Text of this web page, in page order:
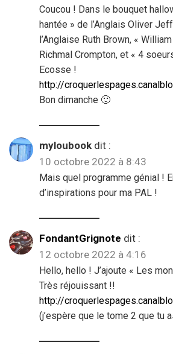
Coucou ! Dans le bouquet
hantée » de l’Anglais Oliver
l’Anglaise Ruth Brown, «
Richmal Crompton, et « 4
Ecosse !
http://
Bon dimanche 🙂
myloubook dit :
10 octobre 2022 à 8:43
Mais quel programme génial !
d’inspirations pour ma PAL !
FondantGrignote dit :
12 octobre 2022 à 4:16
Hello, hello ! J’ajoute « Les
Très réjouissant !!
http://
(j’espère que le tome 2 que tu